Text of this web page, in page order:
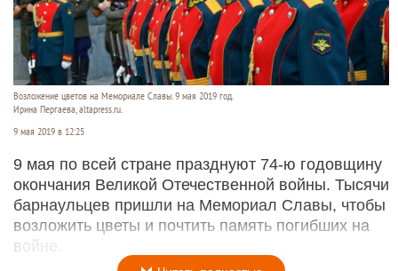
Возложение цветов на Мемориале Славы. 9 мая 2019 год.
Ирина Пергаева, altapress.ru.
9 мая 2019 в 12:25
9 мая по всей стране празднуют 74-ю годовщину
окончания Великой Отечественной войны. Тысячи
барнаульцев пришли на Мемориал Славы, чтобы
возложить цветы и почтить память погибших на
войне.